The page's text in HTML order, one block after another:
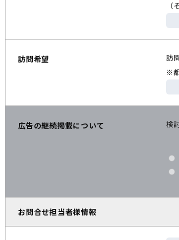
訪問希望
訪
※
広告の継続掲載について 検
お問合せ担当者様情報